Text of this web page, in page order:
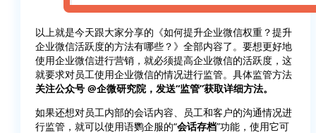
以上就是今天跟大家分享的《如何提升企业微信权重？提升
企业微信活跃度的方法有哪些？》全部内容了。要想更好地
使用企业微信进行营销，就必须提高企业微信的活跃度，这
就要求对员工使用企业微信的情况进行监管。具体监管方法
关注公众号 @企微研究院，发送“监管”获取详细方法。
如果还想对员工内部的会话内容、员工和客户的沟通情况进
行监管，就可以使用语鹦企服的“会话存档”功能，使用它可